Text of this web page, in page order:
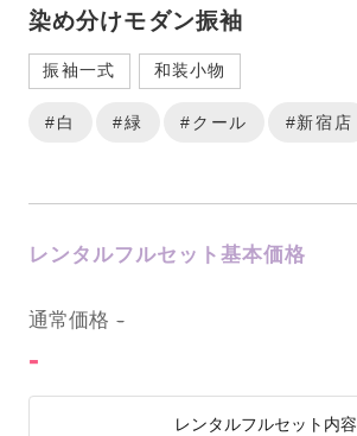
染め分けモダン振袖
振袖一式 和装小物
#白 #緑 #クール #新宿店
レンタルフルセット基本価格
通常価格 -
-
レンタルフルセット内容